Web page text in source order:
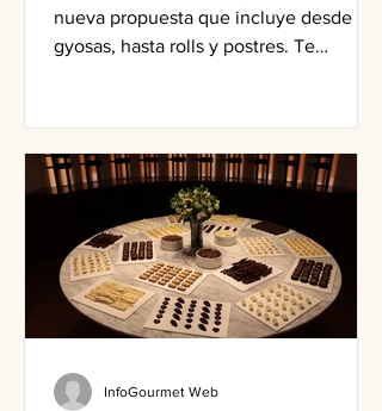
nueva propuesta que incluye desde
gyosas, hasta rolls y postres. Te
InfoGourmet Web